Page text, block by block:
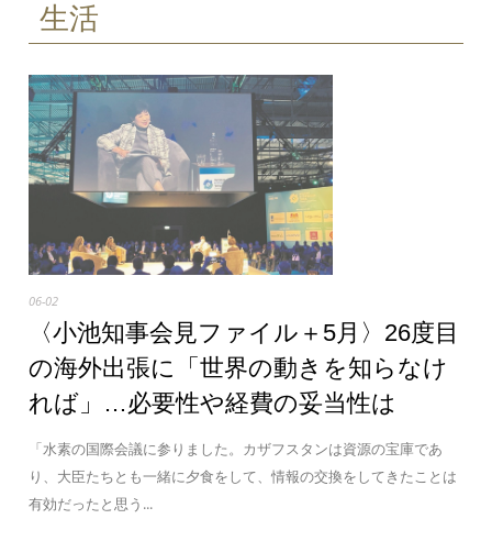
〈つなぐ 戦後81年〉原爆ドームを
（85） 4歳で見た惨状「ずっと忘
れない」
08-07
生活
06-02
〈小池知事会見ファイル＋5月〉26度目
の海外出張に「世界の動きを知らなけ
れば」…必要性や経費の妥当性は
「水素の国際会議に参りました。カザフスタンは資源の宝庫であ
り、大臣たちとも一緒に夕食をして、情報の交換をしてきたことは
有効だったと思う...